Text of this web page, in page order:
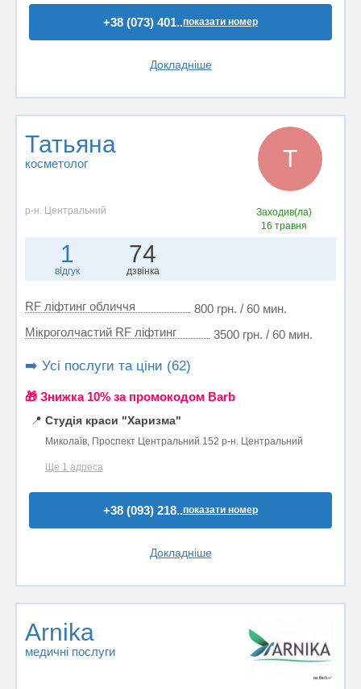
+38 (073) 401..показати номер
Докладніше
Татьяна
косметолог Т
р-н. Центральний
Заходив(ла)
16 травня
1
відгук
74
дзвінка
RF ліфтинг обличчя
800 грн. / 60 мин.
Мікроголчастий RF ліфтинг
3500 грн. / 60 мин.
➡️ Усі послуги та ціни (62)
🎁 Знижка 10% за промокодом Barb
📍 Студія краси "Харизма"
Миколаїв, Проспект Центральний 152 р-н. Центральний
Ще 1 адреса
+38 (093) 218..показати номер
Докладніше
Arnika
медичні послуги